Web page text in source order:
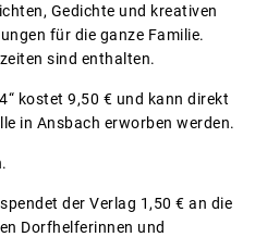
Gedichte und kreativen
für die ganze Familie.
sind enthalten.
kostet 9,50 € und kann direkt
in Ansbach erworben werden.
der Verlag 1,50 € an die
Dorfhelferinnen und